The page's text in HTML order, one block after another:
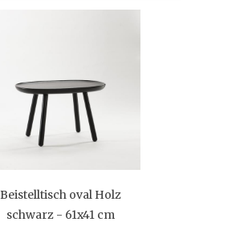
Beistelltisch oval Holz
schwarz - 61x41 cm